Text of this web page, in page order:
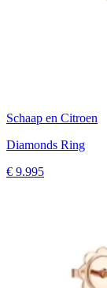
Schaap en Citroen
Diamonds Ring
€ 9.995